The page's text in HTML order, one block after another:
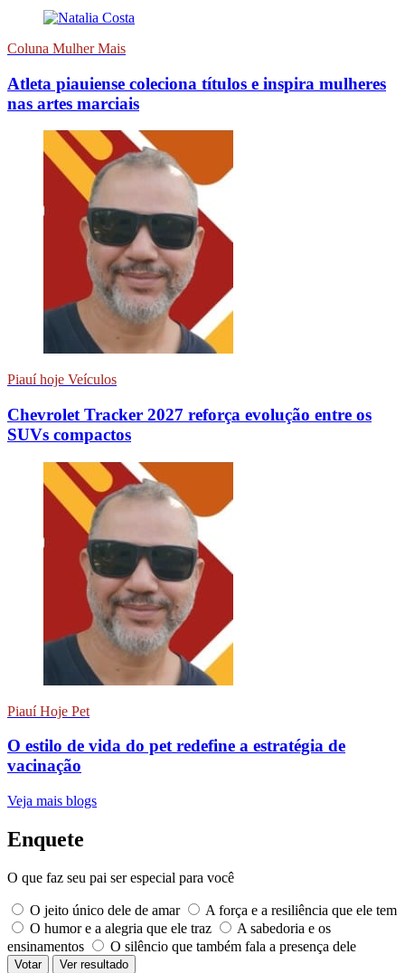
Coluna Mulher Mais
Atleta piauiense coleciona títulos e inspira mulheres
nas artes marciais
Piauí hoje Veículos
Chevrolet Tracker 2027 reforça evolução entre os
SUVs compactos
Piauí Hoje Pet
O estilo de vida do pet redefine a estratégia de
vacinação
Veja mais blogs
Enquete
O que faz seu pai ser especial para você
O jeito único dele de amar
A força e a resiliência que ele tem
O humor e a alegria que ele traz
A sabedoria e os
ensinamentos
O silêncio que também fala a presença dele
Votar Ver resultado